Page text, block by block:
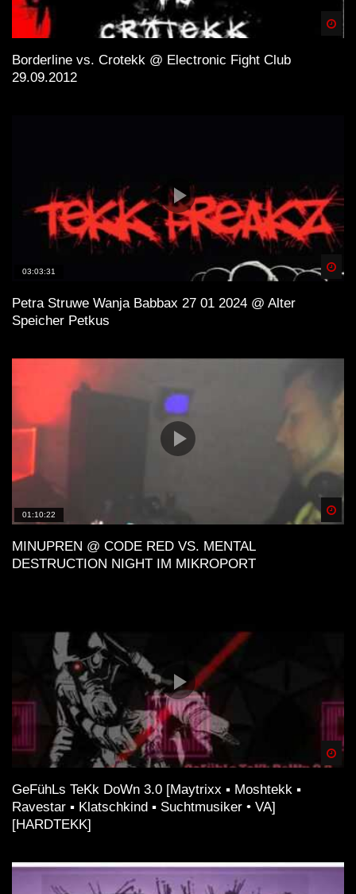
Borderline vs. Crotekk @ Electronic Fight Club
29.09.2012
03:03:31
Petra Struwe Wanja Babbax 27 01 2024 @ Alter
Speicher Petkus
01:10:22
MINUPREN @ CODE RED VS. MENTAL
DESTRUCTION NIGHT IM MIKROPORT
GeFühLs TeKk DoWn 3.0 [Maytrixx ▪ Moshtekk ▪
Ravestar ▪ Klatschkind ▪ Suchtmusiker • VA]
[HARDTEKK]